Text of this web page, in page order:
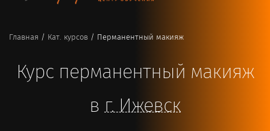
Главная / Кат. курсов / Перманентный макияж
Курс перманентный макияж
вг.Ижевск